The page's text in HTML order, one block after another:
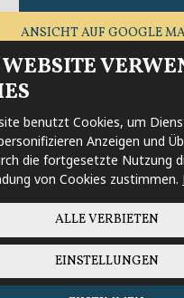
ANSICHT AUF GOOGLE
bouda - Resort Sv.
|Cookies-
Privatsphäre
ist durch reCAPTCHA
benutzt Cookies, um
Anzeigen und
die fortgesetzte Nutzung
von Cookies zustimmen.
ALLE VERBIETEN
EINSTELLUNGEN